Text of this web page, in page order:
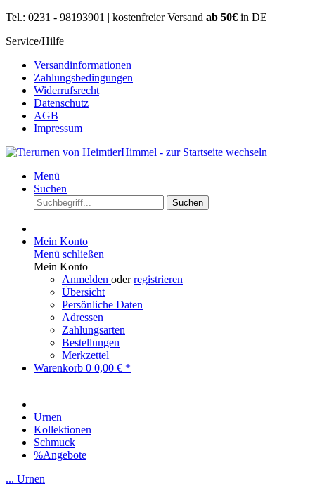
Tel.: 0231 - 98193901 | kostenfreier Versand ab 50€ in DE
Service/Hilfe
Versandinformationen
Zahlungsbedingungen
Widerrufsrecht
Datenschutz
AGB
Impressum
Menü
Suchen
Suchen
Mein Konto
Menü schließen
Mein Konto
Anmelden oderregistrieren
Übersicht
Persönliche Daten
Adressen
Zahlungsarten
Bestellungen
Merkzettel
Warenkorb 0 0,00 € *
Urnen
Kollektionen
Schmuck
%Angebote
... Urnen